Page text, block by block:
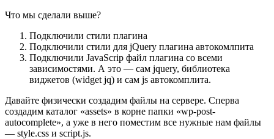
Что мы сделали выше?
Подключили стили плагина
Подключили стили для jQuery плагина автокомлпита
Подключили JavaScrip файл плагина со всеми
зависимостями. А это — сам jquery, библиотека
виджетов (widget jq) и сам js автокомплита.
Давайте физически создадим файлы на сервере. Сперва
создадим каталог «assets» в корне папки «wp-post-
autocomplete», а уже в него поместим все нужные нам файлы
— style.css и script.js.